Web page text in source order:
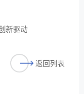
新驱动
返回列表